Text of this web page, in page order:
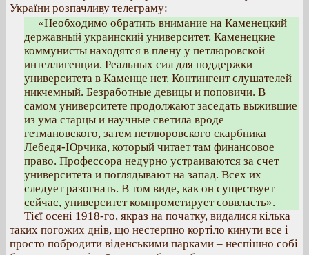
України розпачливу телеграму:
«Необходимо обратить внимание на Каменецкий
державный украинский университет. Каменецкие
коммунисты находятся в плену у петлюровской
интеллигенции. Реальных сил для поддержки
университета в Каменце нет. Контингент слушателей
никчемный. Безработные девицы и поповичи. В
самом университете продолжают заседать выжившие
из ума старцы и научные светила вроде
гетмановского, затем петлюровского скарбника
Лебедя-Юрчика, который читает там финансовое
право. Профессора недурно устраиваются за счет
университета и поглядывают на запад. Всех их
следует разогнать. В том виде, как он существует
сейчас, университет компрометирует соввласть».
Тієї осені 1918-го, якраз на початку, видалися кілька
таких погожих днів, що нестерпно кортіло кинути все і
просто побродити віденськими парками – неспішно собі